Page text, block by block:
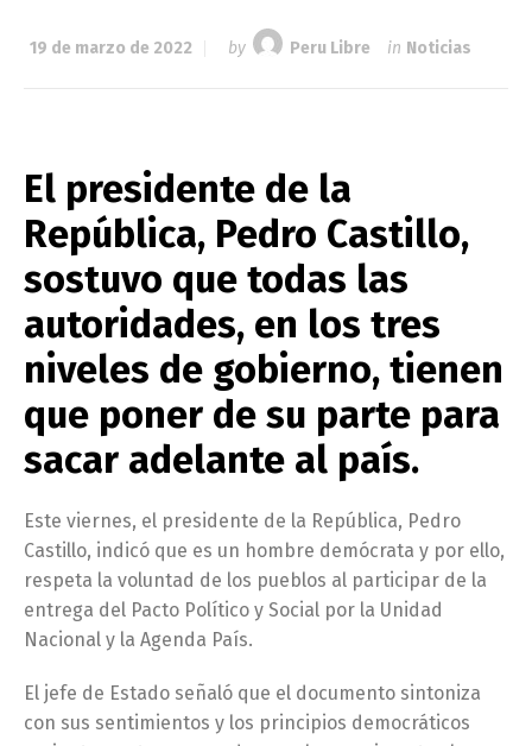
19 de marzo de 2022 by Peru Libre in Noticias
El presidente de la
República, Pedro Castillo,
sostuvo que todas las
autoridades, en los tres
niveles de gobierno, tienen
que poner de su parte para
sacar adelante al país.
Este viernes, el presidente de la República, Pedro
Castillo, indicó que es un hombre demócrata y por ello,
respeta la voluntad de los pueblos al participar de la
entrega del Pacto Político y Social por la Unidad
Nacional y la Agenda País.
El jefe de Estado señaló que el documento sintoniza
con sus sentimientos y los principios democráticos